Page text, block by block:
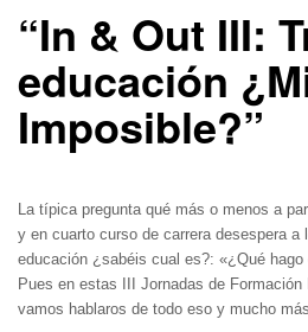
“In & Out III:
educación
Imposible?”
La típica pregunta qué más o menos a
y en cuarto curso de carrera desespera a
educación ¿sabéis cual es?: «¿Qué
Pues en estas III Jornadas de Formación
vamos hablaros de todo eso y mucho